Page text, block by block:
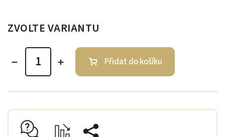
ZVOLTE VARIANTU
Přidat do košíku